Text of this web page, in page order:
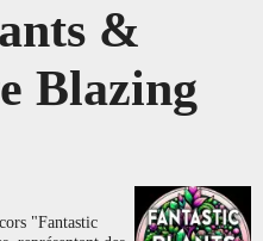
&
Blazing
"Fantastic